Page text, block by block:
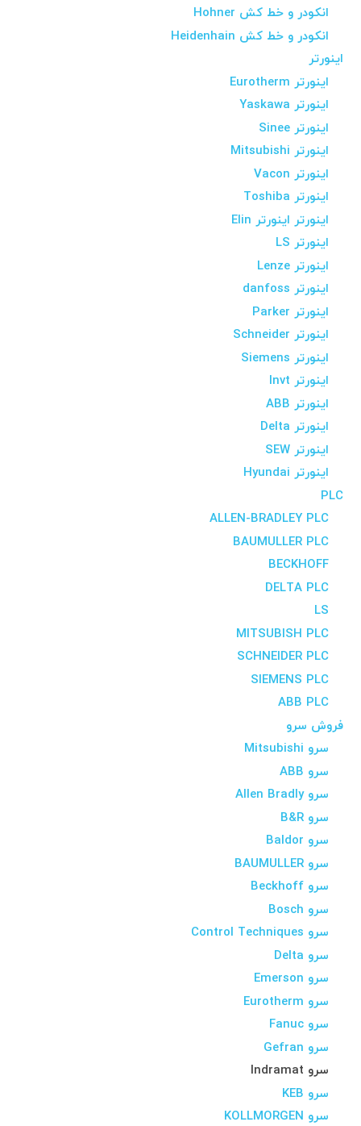
انکودر و خط کش Hohner
انکودر و خط کش Heidenhain
اینورتر
اینورتر Eurotherm
اینورتر Yaskawa
اینورتر Sinee
اینورتر Mitsubishi
اینورتر Vacon
اینورتر Toshiba
اینورتر اینورتر Elin
اینورتر LS
اینورتر Lenze
اینورتر danfoss
اینورتر Parker
اینورتر Schneider
اینورتر Siemens
اینورتر Invt
اینورتر ABB
اینورتر Delta
اینورتر SEW
اینورتر Hyundai
PLC
ALLEN-BRADLEY PLC
BAUMULLER PLC
BECKHOFF
DELTA PLC
LS
MITSUBISH PLC
SCHNEIDER PLC
SIEMENS PLC
ABB PLC
فروش سرو
سرو Mitsubishi
سرو ABB
سرو Allen Bradly
سرو B&R
سرو Baldor
سرو BAUMULLER
سرو Beckhoff
سرو Bosch
سرو Control Techniques
سرو Delta
سرو Emerson
سرو Eurotherm
سرو Fanuc
سرو Gefran
سرو Indramat
سرو KEB
سرو KOLLMORGEN